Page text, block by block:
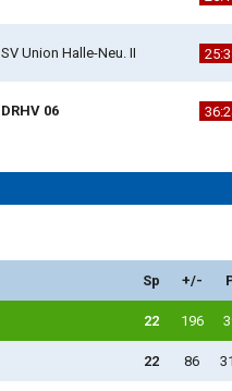
SV Union Halle-Neu. II
DRHV 06
Sp +/-
22 196
22 86